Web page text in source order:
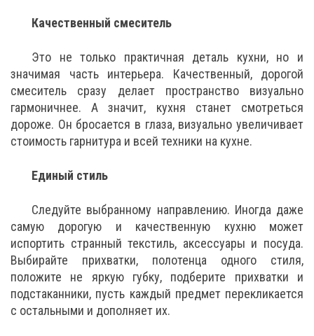
Качественный смеситель
Это не только практичная деталь кухни, но и
значимая часть интерьера. Качественный, дорогой
смеситель сразу делает пространство визуально
гармоничнее. А значит, кухня станет смотреться
дороже. Он бросается в глаза, визуально увеличивает
стоимость гарнитура и всей техники на кухне.
Единый стиль
Следуйте выбранному направлению. Иногда даже
самую дорогую и качественную кухню может
испортить странный текстиль, аксессуары и посуда.
Выбирайте прихватки, полотенца одного стиля,
положите не яркую губку, подберите прихватки и
подстаканники, пусть каждый предмет перекликается
с остальными и дополняет их.